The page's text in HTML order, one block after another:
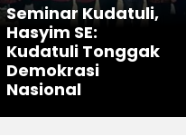
Seminar Kudatuli,
Hasyim SE:
Kudatuli Tonggak
Demokrasi
Nasional